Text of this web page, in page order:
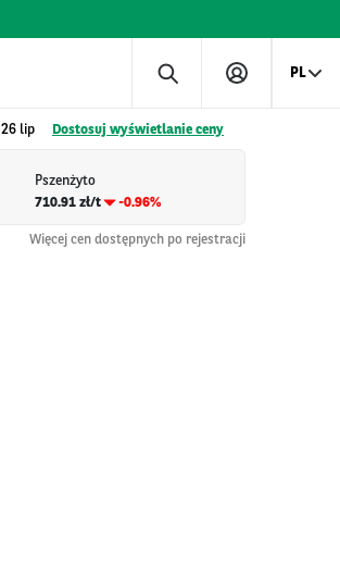
PL
26 lip Dostosuj wyświetlanie ceny
Pszenżyto
710.91 zł/t
-0.96%
Więcej cen dostępnych po rejestracji